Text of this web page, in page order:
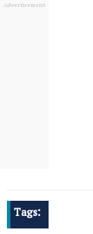
Tags: